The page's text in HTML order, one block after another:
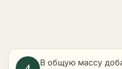
В общую массу